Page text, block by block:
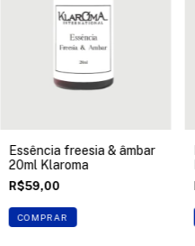
Essência freesia & âmbar
20ml Klaroma
R$59,00
COMPRAR